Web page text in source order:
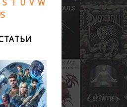
S T U V W